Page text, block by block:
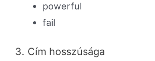
powerful
fail
3. Cím hosszúsága